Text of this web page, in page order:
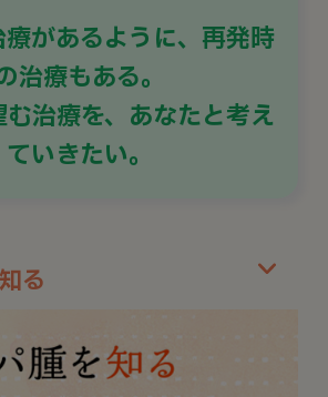
があるように、 再発時
治療もある。
治療を、あなたと考え
ていきたい。
る